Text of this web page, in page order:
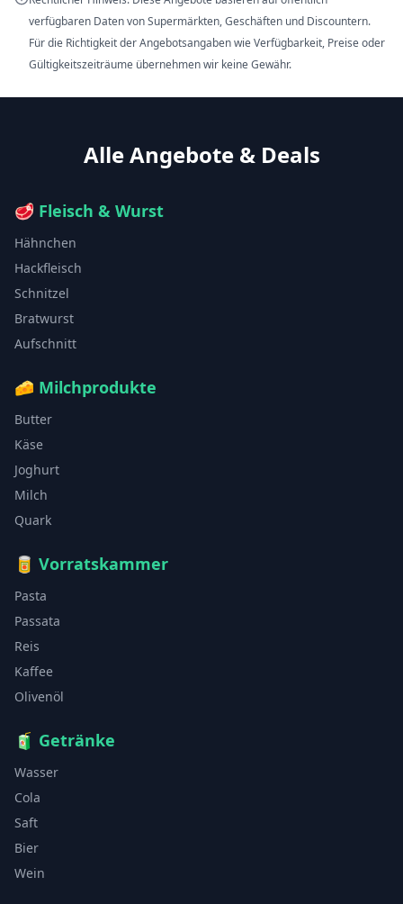
verfügbaren Daten von Supermärkten, Geschäften und Discountern.
Für die Richtigkeit der Angebotsangaben wie Verfügbarkeit, Preise oder
Gültigkeitszeiträume übernehmen wir keine Gewähr.
Alle Angebote & Deals
🥩 Fleisch & Wurst
Hähnchen
Hackfleisch
Schnitzel
Bratwurst
Aufschnitt
🧀 Milchprodukte
Butter
Käse
Joghurt
Milch
Quark
🥫 Vorratskammer
Pasta
Passata
Reis
Kaffee
Olivenöl
🧃 Getränke
Wasser
Cola
Saft
Bier
Wein